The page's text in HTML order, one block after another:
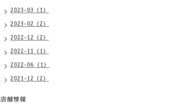
2023-03（1）
2023-02（2）
2022-12（2）
2022-11（1）
2022-06（1）
2021-12（2）
店舗情報